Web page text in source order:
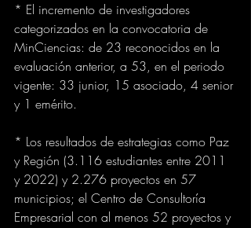
* El incremento de investigadores
categorizados en la convocatoria de
MinCiencias: de 23 reconocidos en la
evaluación anterior, a 53, en el periodo
vigente: 33 junior, 15 asociado, 4 senior
y 1 emérito.
* Los resultados de estrategias como Paz
y Región (3.116 estudiantes entre 2011
y 2022) y 2.276 proyectos en 57
municipios; el Centro de Consultoría
Empresarial con al menos 52 proyectos y